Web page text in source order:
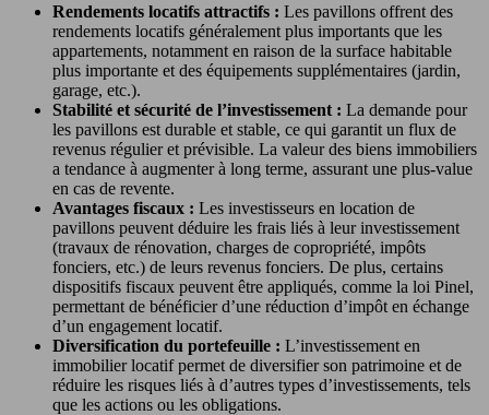
Rendements locatifs attractifs : Les pavillons offrent des
rendements locatifs généralement plus importants que les
appartements, notamment en raison de la surface habitable
plus importante et des équipements supplémentaires (jardin,
garage, etc.).
Stabilité et sécurité de l’investissement : La demande pour
les pavillons est durable et stable, ce qui garantit un flux de
revenus régulier et prévisible. La valeur des biens immobiliers
a tendance à augmenter à long terme, assurant une plus-value
en cas de revente.
Avantages fiscaux : Les investisseurs en location de
pavillons peuvent déduire les frais liés à leur investissement
(travaux de rénovation, charges de copropriété, impôts
fonciers, etc.) de leurs revenus fonciers. De plus, certains
dispositifs fiscaux peuvent être appliqués, comme la loi Pinel,
permettant de bénéficier d’une réduction d’impôt en échange
d’un engagement locatif.
Diversification du portefeuille : L’investissement en
immobilier locatif permet de diversifier son patrimoine et de
réduire les risques liés à d’autres types d’investissements, tels
que les actions ou les obligations.